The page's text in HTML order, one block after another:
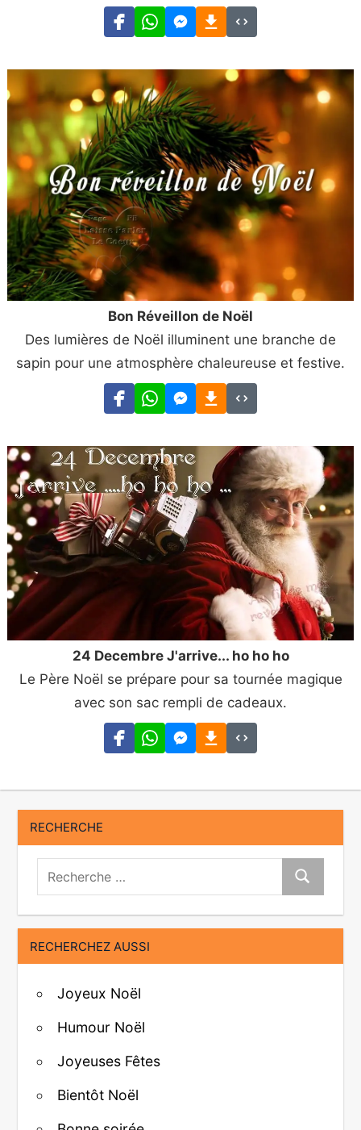
Bon Réveillon de Noël
Des lumières de Noël illuminent une branche de
sapin pour une atmosphère chaleureuse et festive.
24 Decembre J'arrive... ho ho ho
Le Père Noël se prépare pour sa tournée magique
avec son sac rempli de cadeaux.
RECHERCHE
Recherche:
Recherche
RECHERCHEZ AUSSI
Joyeux Noël
Humour Noël
Joyeuses Fêtes
Bientôt Noël